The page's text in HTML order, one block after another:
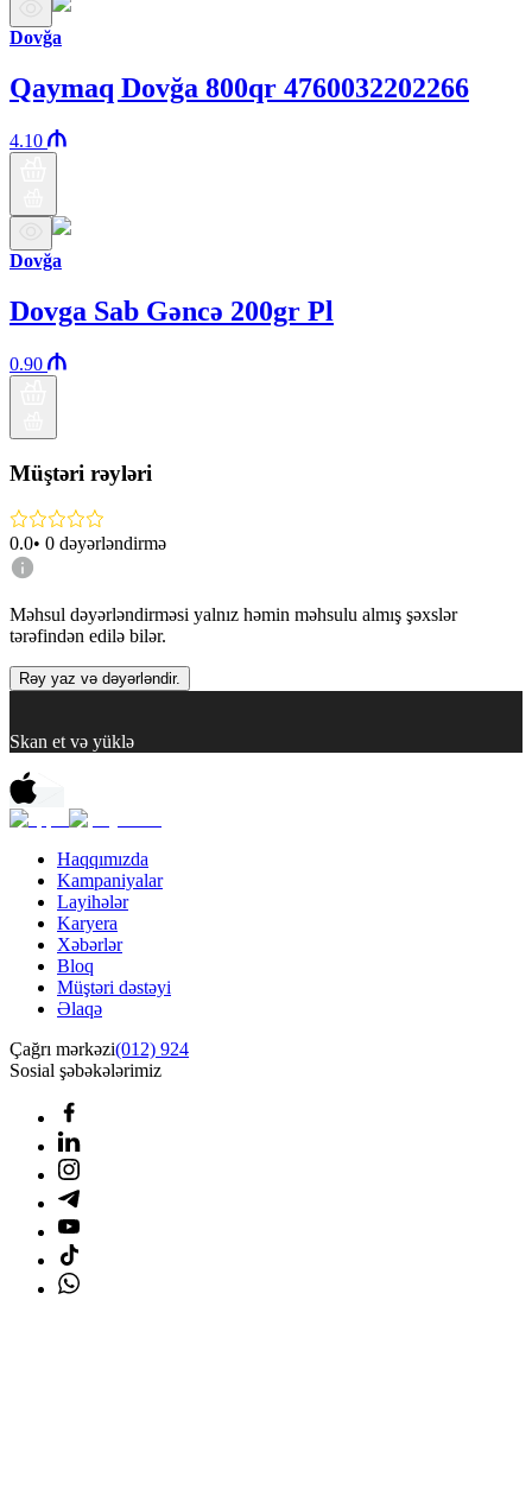
Dovğa
Qaymaq Dovğa 800qr 4760032202266
4.10
Dovğa
Dovga Sab Gəncə 200gr Pl
0.90
Müştəri rəyləri
0.0• 0 dəyərləndirmə
Məhsul dəyərləndirməsi yalnız həmin məhsulu almış şəxslər
tərəfindən edilə bilər.
Rəy yaz və dəyərləndir.
Skan et və yüklə
Haqqımızda
Kampaniyalar
Layihələr
Karyera
Xəbərlər
Bloq
Müştəri dəstəyi
Əlaqə
Çağrı mərkəzi(012) 924
Sosial şəbəkələrimiz